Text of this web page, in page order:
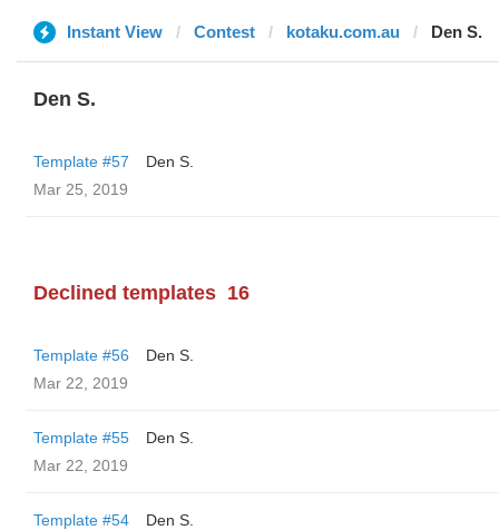
Instant View Contest kotaku.com.au Den S.
Den S.
Template #57
Den S.
Mar 25, 2019
Declined templates 16
Template #56
Den S.
Mar 22, 2019
Template #55
Den S.
Mar 22, 2019
Template #54
Den S.